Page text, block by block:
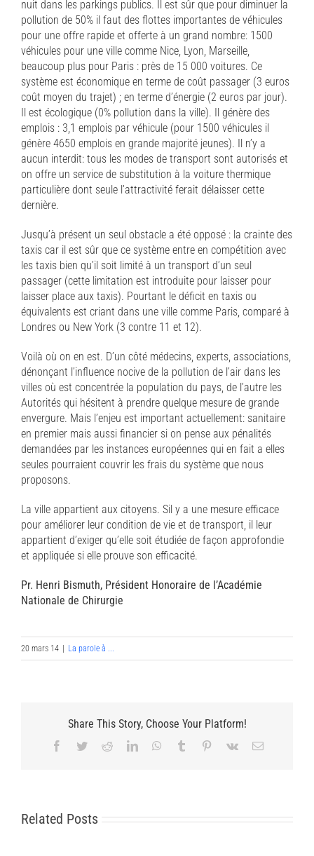
nuit dans les parkings publics. Il est sûr que pour diminuer la
pollution de 50% il faut des flottes importantes de véhicules
pour une offre rapide et offerte à un grand nombre: 1500
véhicules pour une ville comme Nice, Lyon, Marseille,
beaucoup plus pour Paris : près de 15 000 voitures. Ce
système est économique en terme de coût passager (3 euros
coût moyen du trajet) ; en terme d’énergie (2 euros par jour).
Il est écologique (0% pollution dans la ville). Il génère des
emplois : 3,1 emplois par véhicule (pour 1500 véhicules il
génère 4650 emplois en grande majorité jeunes). Il n’y a
aucun interdit: tous les modes de transport sont autorisés et
on offre un service de substitution à la voiture thermique
particulière dont seule l’attractivité ferait délaisser cette
dernière.
Jusqu’à présent un seul obstacle a été opposé : la crainte des
taxis car il est sûr que ce système entre en compétition avec
les taxis bien qu’il soit limité à un transport d’un seul
passager (cette limitation est introduite pour laisser pour
laisser place aux taxis). Pourtant le déficit en taxis ou
équivalents est criant dans une ville comme Paris, comparé à
Londres ou New York (3 contre 11 et 12).
Voilà où on en est. D’un côté médecins, experts, associations,
dénonçant l’influence nocive de la pollution de l’air dans les
villes où est concentrée la population du pays, de l’autre les
Autorités qui hésitent à prendre quelque mesure de grande
envergure. Mais l’enjeu est important actuellement: sanitaire
en premier mais aussi financier si on pense aux pénalités
demandées par les instances européennes qui en fait a elles
seules pourraient couvrir les frais du système que nous
proposons.
La ville appartient aux citoyens. Sil y a une mesure efficace
pour améliorer leur condition de vie et de transport, il leur
appartient d’exiger qu’elle soit étudiée de façon approfondie
et appliquée si elle prouve son efficacité.
Pr. Henri Bismuth, Président Honoraire de l’Académie
Nationale de Chirurgie
20 mars 14 | La parole à ...
Share This Story, Choose Your Platform!
Facebook
TwitterRedditLinkedInWhatsApp
Tumblr Pinterest
Vk Email
Related Posts